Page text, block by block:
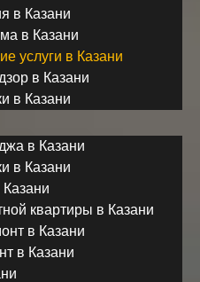
в Казани
в Казани
услуги в Казани
в Казани
в Казани
в Казани
в Казани
квартиры в Казани
в Казани
в Казани